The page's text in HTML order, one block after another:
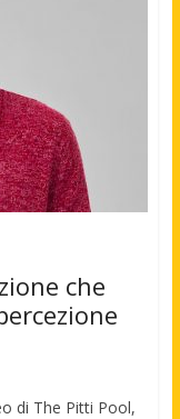
che
di The Pitti Pool,